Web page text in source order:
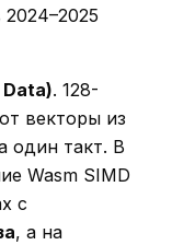
. 128-
векторы из
один такт. В
Wasm SIMD
с
, а на